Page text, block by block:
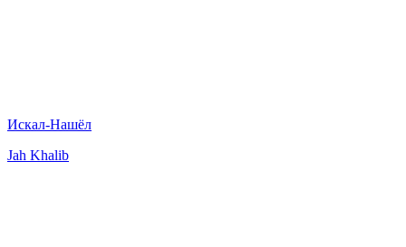
Искал-Нашёл
Jah Khalib